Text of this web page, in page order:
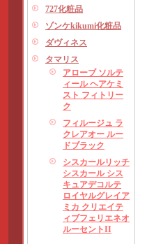
727化粧品
ゾンケkikumi化粧品
ダヴィネス
タマリス
アローブ ソルテ
ィール ヘアケミ
スト フィトリー
ク
フィルージュ ラ
クレアオー ルー
ドブラック
シスカールリッチ
シスカール シス
キュアデコルテ
ロイヤルグレイア
ミカ クリエイテ
ィブフェリエネオ
ルーセントII